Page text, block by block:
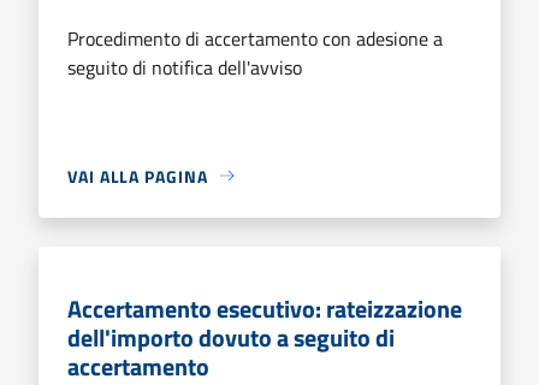
Procedimento di accertamento con adesione a
seguito di notifica dell'avviso
VAI ALLA PAGINA
Accertamento esecutivo: rateizzazione
dell'importo dovuto a seguito di
accertamento